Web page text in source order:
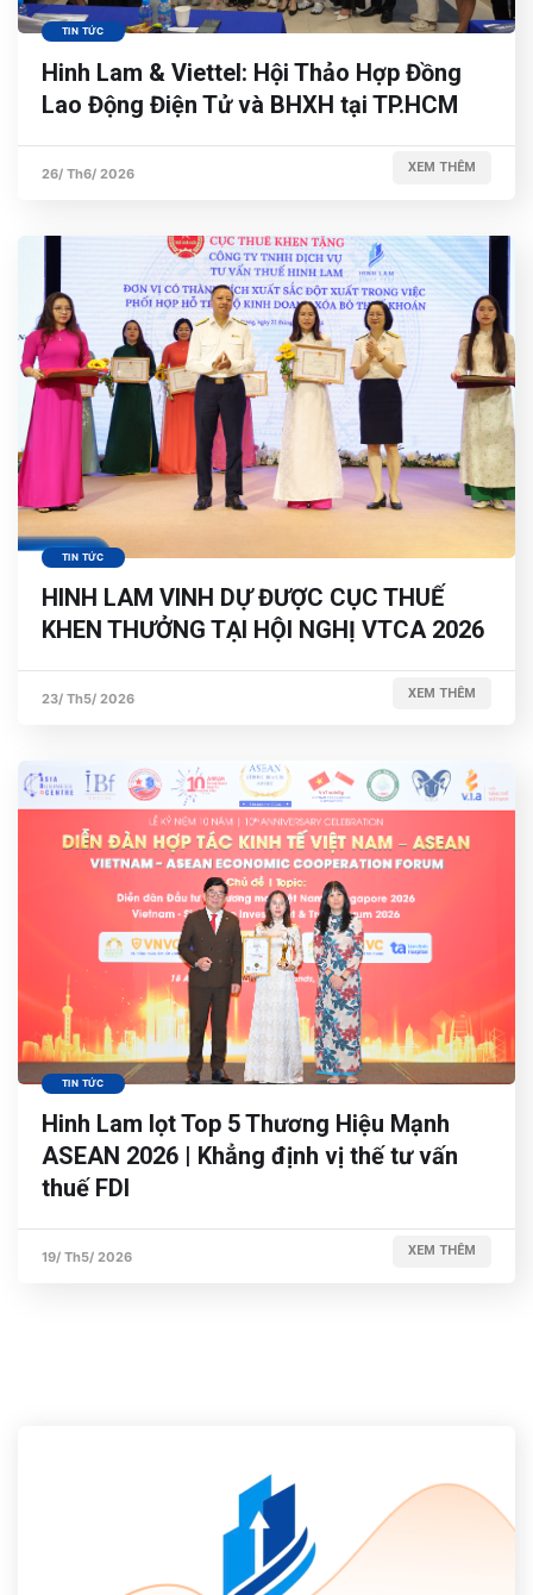
TIN TỨC
Hinh Lam & Viettel: Hội Thảo Hợp Đồng
Lao Động Điện Tử và BHXH tại TP.HCM
26/ Th6/ 2026 XEM THÊM
TIN TỨC
HINH LAM VINH DỰ ĐƯỢC CỤC THUẾ
KHEN THƯỞNG TẠI HỘI NGHỊ VTCA 2026
23/ Th5/ 2026 XEM THÊM
TIN TỨC
Hinh Lam lọt Top 5 Thương Hiệu Mạnh
ASEAN 2026 | Khẳng định vị thế tư vấn
thuế FDI
19/ Th5/ 2026 XEM THÊM